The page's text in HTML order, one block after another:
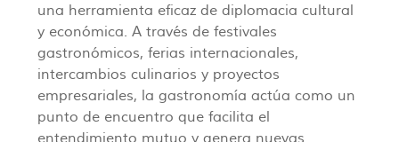
una herramienta eficaz de diplomacia cultural
y económica. A través de festivales
gastronómicos, ferias internacionales,
intercambios culinarios y proyectos
empresariales, la gastronomía actúa como un
punto de encuentro que facilita el